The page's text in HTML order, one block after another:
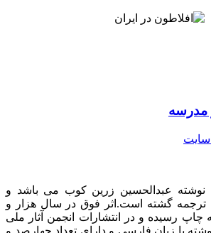
مدرسه
سایت
نوشته عبدالحسین زرین کوب می باشد و
ترجمه گشته است.اثر فوق در سال هزار و
رسیده و در انتشارات انجمن آثار ملی